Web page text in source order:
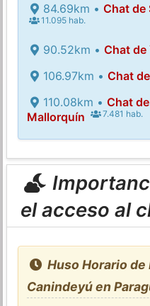
84.69km • Chat de
11.095 hab.
90.52km • Chat de
106.97km • Chat
110.08km • Chat
Mallorquín
7.481 hab.
el acceso al
Huso Horario de
Canindeyú en